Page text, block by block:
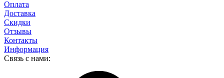
Оплата
Доставка
Скидки
Отзывы
Контакты
Информация
Связь с нами: